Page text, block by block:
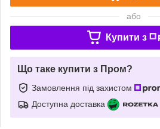
або
Купити з
Що таке купити з Пром?
Замовлення під захистом
Доступна доставка